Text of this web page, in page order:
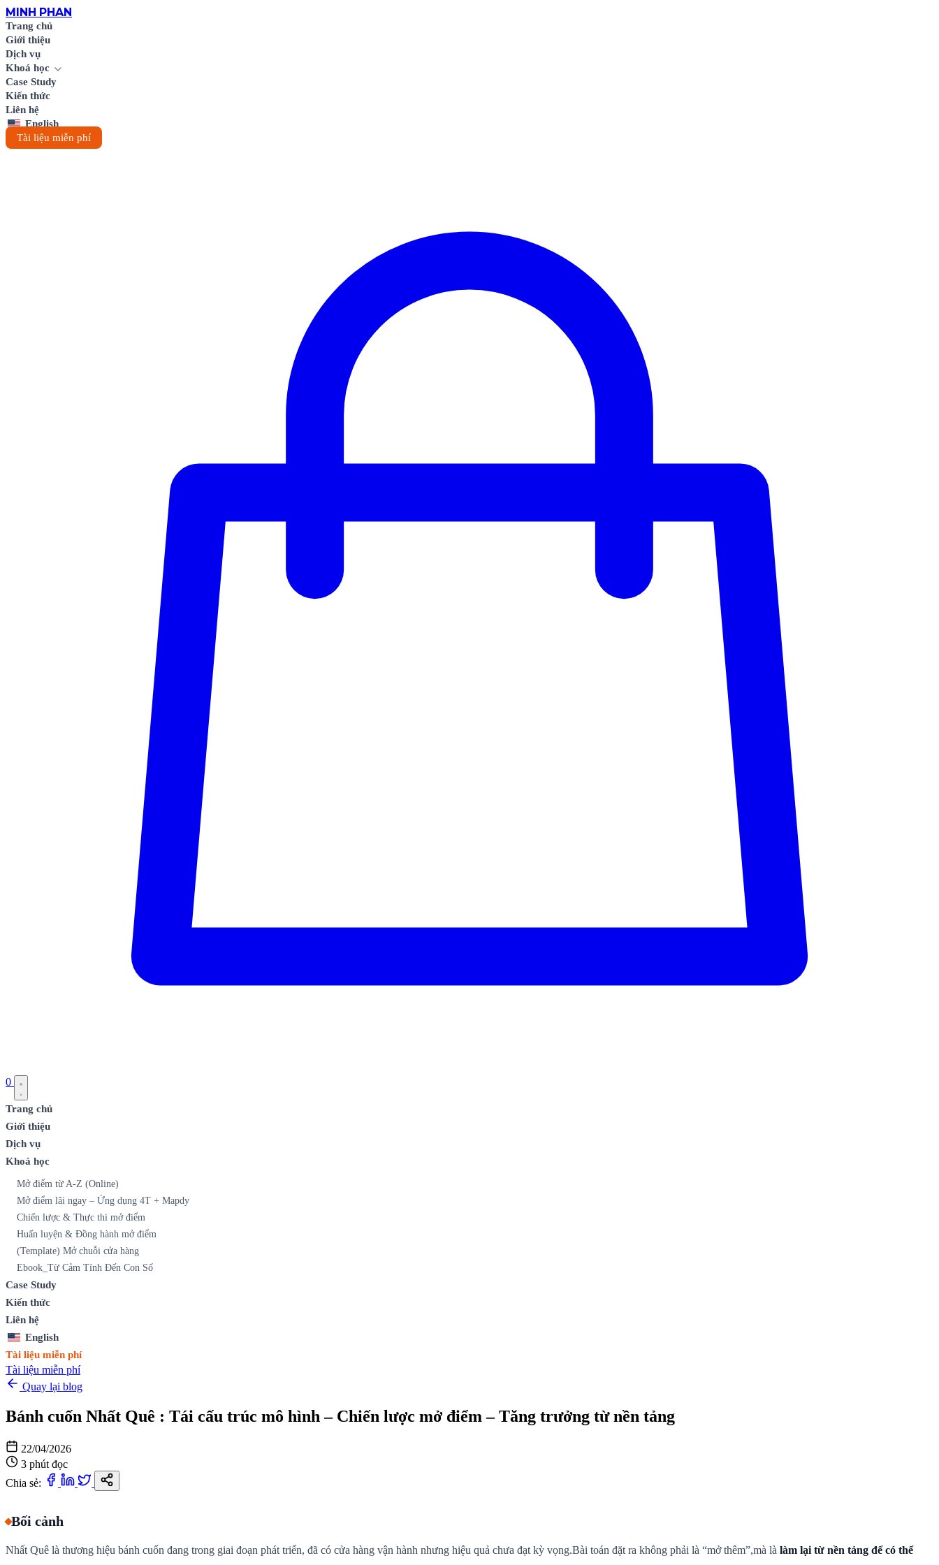
MINH PHAN
Trang chủ
Giới thiệu
Dịch vụ
Khoá học
Case Study
Kiến thức
Liên hệ
English
Tài liệu miễn phí
0
Trang chủ
Giới thiệu
Dịch vụ
Khoá học
Mở điểm từ A-Z (Online)
Mở điểm lãi ngay – Ứng dụng 4T + Mapdy
Chiến lược & Thực thi mở điểm
Huấn luyện & Đồng hành mở điểm
(Template) Mở chuỗi cửa hàng
Ebook_Từ Cảm Tính Đến Con Số
Case Study
Kiến thức
Liên hệ
English
Tài liệu miễn phí
Tài liệu miễn phí
Quay lại blog
Bánh cuốn Nhất Quê : Tái cấu trúc mô hình – Chiến lược mở điểm – Tăng trưởng từ nền tảng
22/04/2026
3 phút đọc
Chia sẻ:
Bối cảnh
Nhất Quê là thương hiệu bánh cuốn đang trong giai đoạn phát triển, đã có cửa hàng vận hành nhưng hiệu quả chưa đạt kỳ vọng.Bài toán đặt ra không phải là “mở thêm”,mà là làm lại từ nền tảng để có thể